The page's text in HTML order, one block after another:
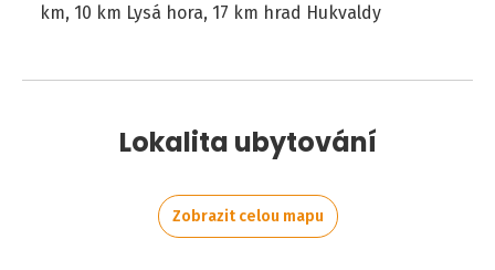
km, 10 km Lysá hora, 17 km hrad Hukvaldy
Lokalita ubytování
Zobrazit celou mapu